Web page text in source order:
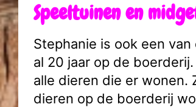
Speeltuinen en
Stephanie is ook een
al 20 jaar op de
alle dieren die er wonen.
dieren op de boerderij